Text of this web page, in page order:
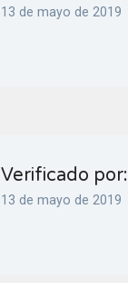
13 de mayo de 2019
Verificado por:
13 de mayo de 2019